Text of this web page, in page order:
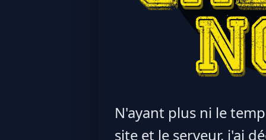
N'ayant plus ni le
site et le serveur, j'ai